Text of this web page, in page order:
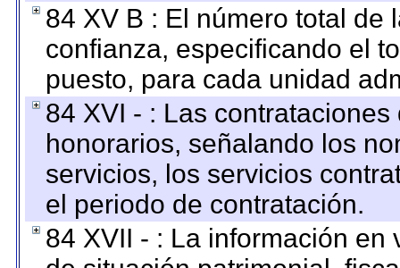
84 XV B : El número total de
confianza, especificando el
puesto, para cada unidad
84 XVI - : Las
honorarios, señalando los
servicios, los servicios
el periodo de contratación.
84 XVII - : La información